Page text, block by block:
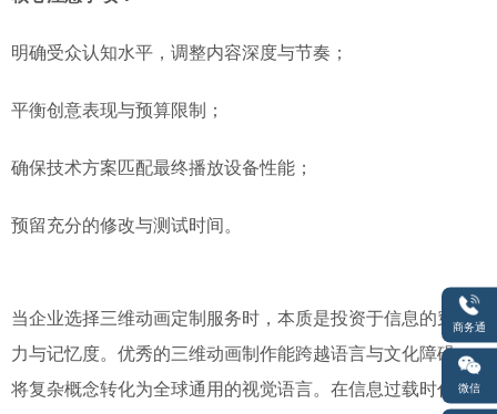
明确受众认知水平，调整内容深度与节奏；
平衡创意表现与预算限制；
确保技术方案匹配最终播放设备性能；
预留充分的修改与测试时间。
当企业选择三维动画定制服务时，本质是投资于信息的穿透
力与记忆度。优秀的三维动画制作能跨越语言与文化障碍，
将复杂概念转化为全球通用的视觉语言。在信息过载时代，
商务通
微信